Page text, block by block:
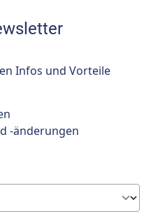
Infos und Vorteile
-änderungen